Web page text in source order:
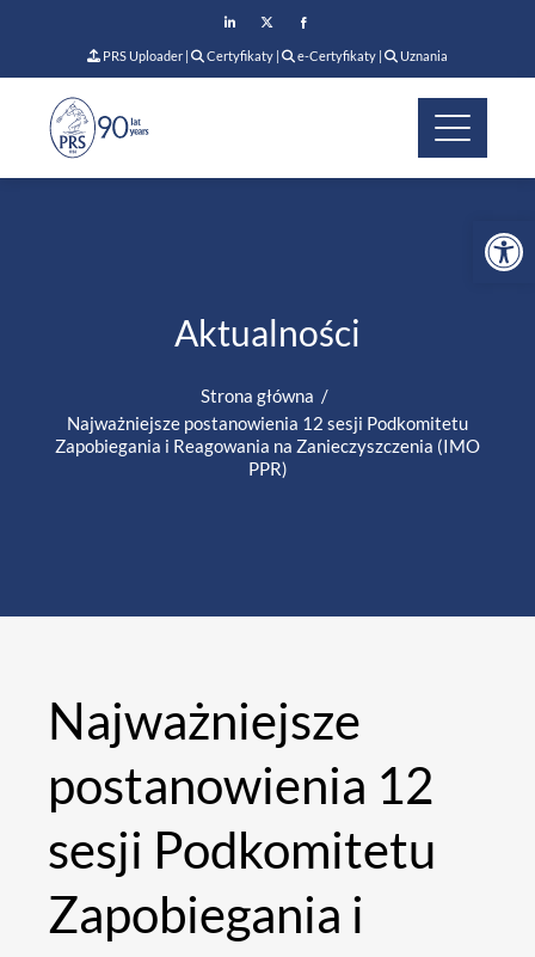
PRS Uploader | Certyfikaty | e-Certyfikaty | Uznania
Aktualności
Strona główna
Najważniejsze postanowienia 12 sesji Podkomitetu
Zapobiegania i Reagowania na Zanieczyszczenia (IMO
PPR)
Najważniejsze
postanowienia 12
sesji Podkomitetu
Zapobiegania i